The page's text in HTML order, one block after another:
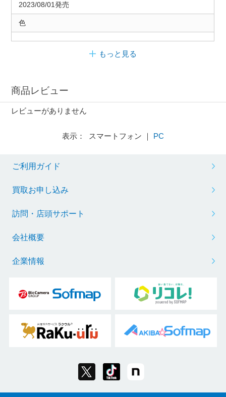
2023/08/01発売
色
もっと見る
商品レビュー
レビューがありません
表示： スマートフォン ｜ PC
ご利用ガイド
買取お申し込み
訪問・店頭サポート
会社概要
企業情報